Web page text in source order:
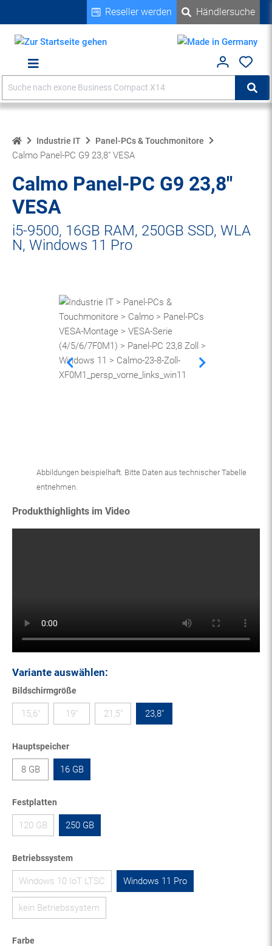
Reseller werden Händlersuche
Suche
Home Industrie IT Panel-PCs & Touchmonitore
Calmo Panel-PC G9 23,8" VESA
Calmo Panel-PC G9 23,8"
VESA
i5-9500, 16GB RAM, 250GB SSD, WLA
N, Windows 11 Pro
Abbildungen beispielhaft. Bitte Daten aus technischer Tabelle
entnehmen.
Produkthighlights im Video
Variante auswählen:
Bildschirmgröße
15,6" 19" 21,5" 23,8"
Hauptspeicher
8 GB 16 GB
Festplatten
120 GB 250 GB
Betriebssystem
Windows 10 IoT LTSC Windows 11 Pro
kein Betriebssystem
Farbe